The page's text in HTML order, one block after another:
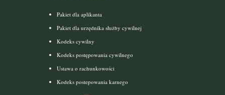
Pakiet dla aplikanta
Pakiet dla urzędnika służby cywilnej
Kodeks cywilny
Kodeks postępowania cywilnego
Ustawa o rachunkowości
Kodeks postepowania karnego